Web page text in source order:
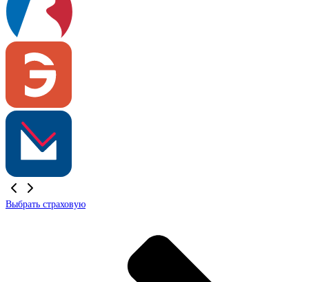
Выбрать страховую